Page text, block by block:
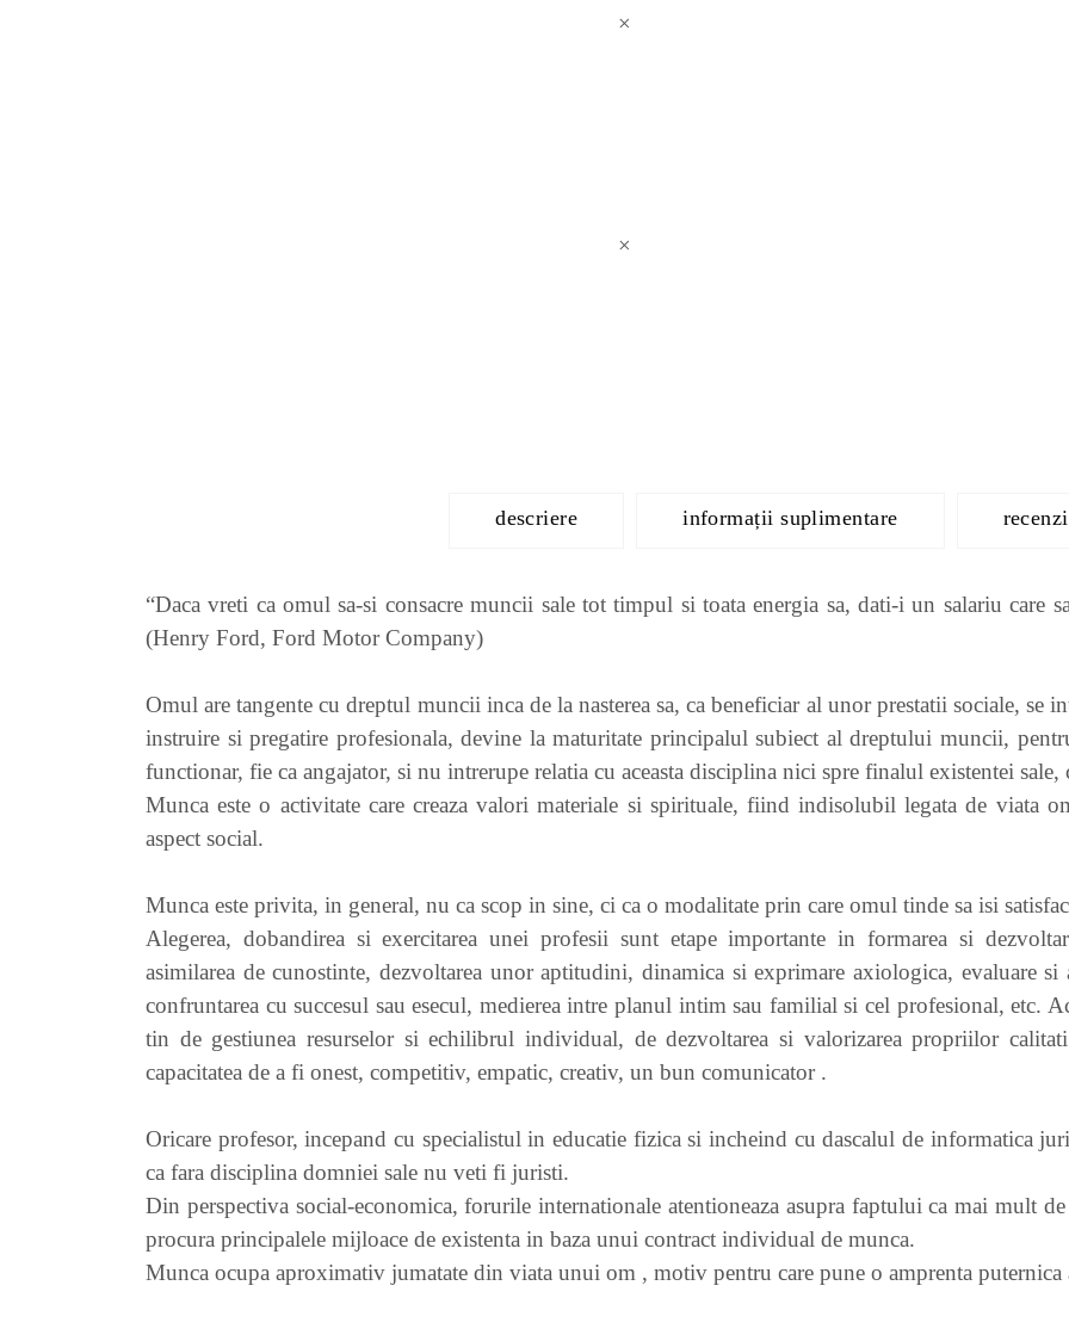
×
×
descriere informații suplimentare
“Daca vreti ca omul sa-si consacre muncii sale tot timpul si toata energia sa, dati-i un salariu care
(Henry Ford, Ford Motor Company)
Omul are tangente cu dreptul muncii inca de la nasterea sa, ca beneficiar al unor prestatii sociale, se
instruire si pregatire profesionala, devine la maturitate principalul subiect al dreptului muncii,
functionar, fie ca angajator, si nu intrerupe relatia cu aceasta disciplina nici spre finalul existentei sale,
Munca este o activitate care creaza valori materiale si spirituale, fiind indisolubil legata de viata
aspect social.
Munca este privita, in general, nu ca scop in sine, ci ca o modalitate prin care omul tinde sa isi
Alegerea, dobandirea si exercitarea unei profesii sunt etape importante in formarea si
asimilarea de cunostinte, dezvoltarea unor aptitudini, dinamica si exprimare axiologica, evaluare si
confruntarea cu succesul sau esecul, medierea intre planul intim sau familial si cel profesional, etc.
tin de gestiunea resurselor si echilibrul individual, de dezvoltarea si valorizarea propriilor
capacitatea de a fi onest, competitiv, empatic, creativ, un bun comunicator .
Oricare profesor, incepand cu specialistul in educatie fizica si incheind cu dascalul de informatica
ca fara disciplina domniei sale nu veti fi juristi.
Din perspectiva social-economica, forurile internationale atentioneaza asupra faptului ca mai mult
procura principalele mijloace de existenta in baza unui contract individual de munca.
Munca ocupa aproximativ jumatate din viata unui om , motiv pentru care pune o amprenta